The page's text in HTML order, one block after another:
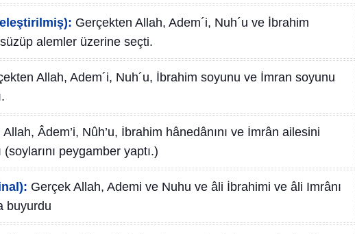
Gerçekten Allah, Adem´i, Nuh´u ve İbrahim
alemler üzerine seçti.
Allah, Adem´i, Nuh´u, İbrahim soyunu ve İmran soyunu
Âdem’i, Nûh’u, İbrahim hânedânını ve İmrân ailesini
peygamber yaptı.)
Gerçek Allah, Ademi ve Nuhu ve âli İbrahimi ve âli Imrânı
buyurdu